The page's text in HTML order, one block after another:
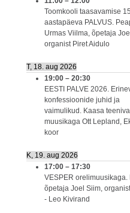
Toomkooli taasavamise
aastapäeva PALVUS.
Urmas Viilma, õpetaja
organist Piret Aidulo
T, 18. aug 2026
19:00 – 20:30
EESTI PALVE 2026.
konfessioonide juhid ja
vaimulikud. Kaasa
muusikaga Ott Lepland,
koor
K, 19. aug 2026
17:00 – 17:30
VESPER orelimuusikaga.
õpetaja Joel Siim,
- Leo Kivirand